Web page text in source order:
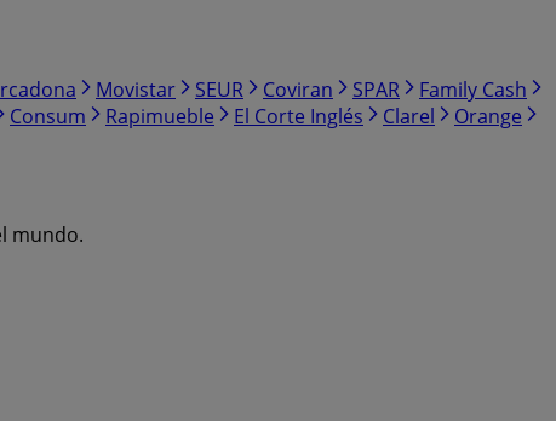
Movistar SEUR Coviran SPAR
Family Cash
Consum Rapimueble El Corte Inglés Clarel
Orange
mundo.